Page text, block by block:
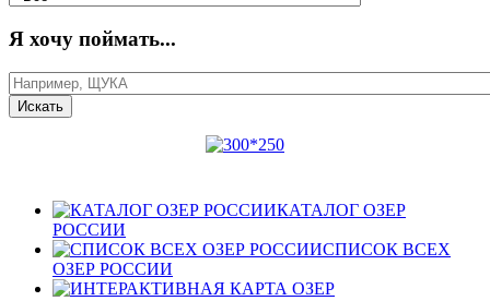
Я хочу поймать...
КАТАЛОГ ОЗЕР
РОССИИ
СПИСОК ВСЕХ
ОЗЕР РОССИИ